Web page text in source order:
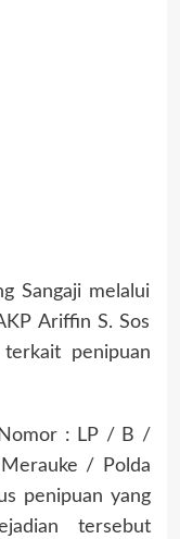
Sangaji melalui
Ariffin S. Sos
penipuan
: LP / B /
/ Polda
penipuan yang
tersebut